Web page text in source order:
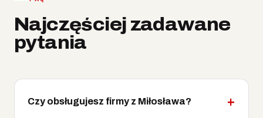
Najczęściej zadawane
pytania
Czy obsługujesz firmy z Miłosława?